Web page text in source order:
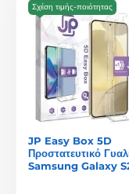
Σχέση τιμής-ποιότητας
JP Easy Box 5D
Προστατευτικό
Samsung Galaxy